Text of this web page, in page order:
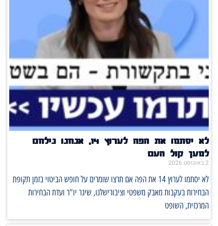
לא יסתמו את הפה לערוץ 14, אנחנו נילחם
למען קול העם
2 באוגוסט 2026
לא יסתמו לערוץ 14 את הפה אם תרצו שומרים על חופש הביטוי בזמן תקופת
הבחירות בעקבות מאבק משפטי וציבורישלנו, שיגר יו"ר ועדת הבחירות
המרכזית, השופט